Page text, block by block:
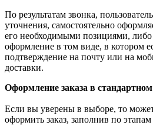
По результатам звонка,
уточнения, самостоятельно
его необходимыми позициями, либо
оформление в том виде, в котором
подтверждение на почту или на
доставки.
Оформление заказа в
Если вы уверены в выборе, то
оформить заказ, заполнив по